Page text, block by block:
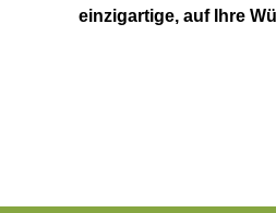
einzigartige, auf Ihre